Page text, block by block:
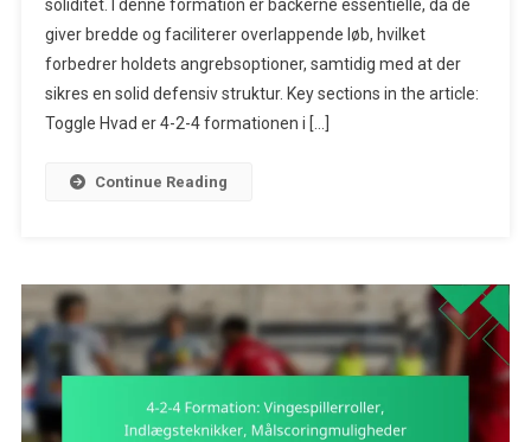
Formation:
Breddestøtte,
Overlappende
soliditet. I denne formation er backerne essentielle, da de
giver bredde og faciliterer overlappende løb, hvilket
forbedrer holdets angrebsoptioner, samtidig med at der
sikres en solid defensiv struktur. Key sections in the article:
Toggle Hvad er 4-2-4 formationen i […]
Continue Reading